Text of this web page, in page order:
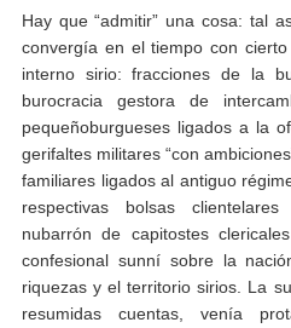
Hay que “admitir” una cosa: tal
convergía en el tiempo con
interno sirio: fracciones de la
burocracia gestora de
pequeñoburgueses ligados a la
gerifaltes militares “con
familiares ligados al antiguo
respectivas bolsas
nubarrón de capitostes
confesional sunní sobre la
riquezas y el territorio sirios. La
resumidas cuentas, venía